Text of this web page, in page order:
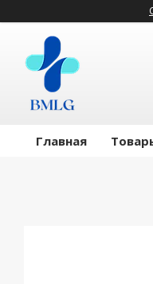
Главная